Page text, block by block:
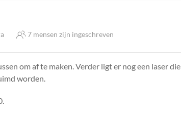
7 mensen zijn ingeschreven
om af te maken. Verder ligt er nog een laser die
worden.